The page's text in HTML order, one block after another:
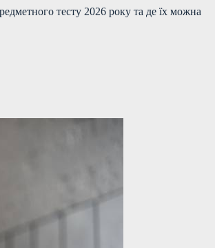
тесту 2026 року та де їх можна